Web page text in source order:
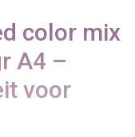
color mix
A4 –
voor